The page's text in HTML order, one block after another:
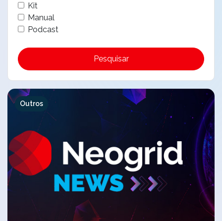
Kit
Manual
Podcast
Pesquisar
Outros